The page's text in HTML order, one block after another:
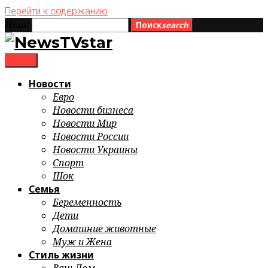
Перейти к содержанию
Поискsearch
Новости
Евро
Новости бизнеса
Новости Мир
Новости России
Новости Украины
Спорт
Шок
Семья
Беременность
Дети
Домашние животные
Муж и Жена
Стиль жизни